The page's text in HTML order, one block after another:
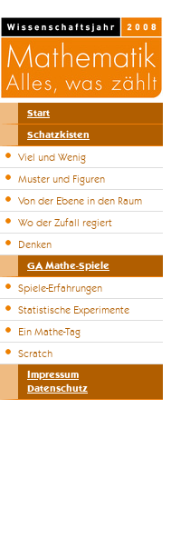
Start
Schatzkisten
Viel und Wenig
Muster und Figuren
Von der Ebene in den Raum
Wo der Zufall regiert
Denken
GA Mathe-Spiele
Spiele-Erfahrungen
Statistische Experimente
Ein Mathe-Tag
Scratch
Impressum
Datenschutz